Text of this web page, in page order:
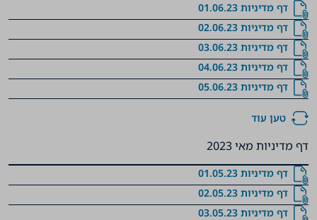
דף מדיניות 01.06.23
דף מדיניות 02.06.23
דף מדיניות 03.06.23
דף מדיניות 04.06.23
דף מדיניות 05.06.23
טען עוד
דף מדיניות מאי 2023
דף מדיניות 01.05.23
דף מדיניות 02.05.23
דף מדיניות 03.05.23